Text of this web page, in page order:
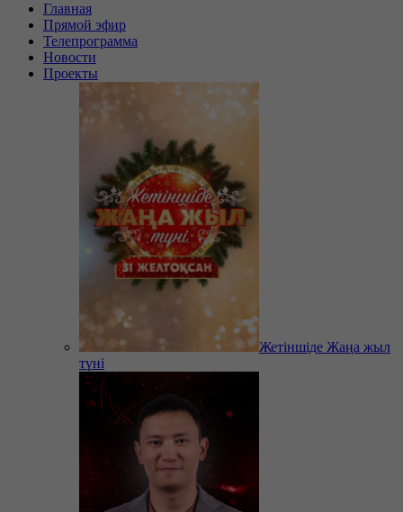
Главная
Прямой эфир
Телепрограмма
Новости
Проекты
Жетіншіде Жаңа жыл
түні